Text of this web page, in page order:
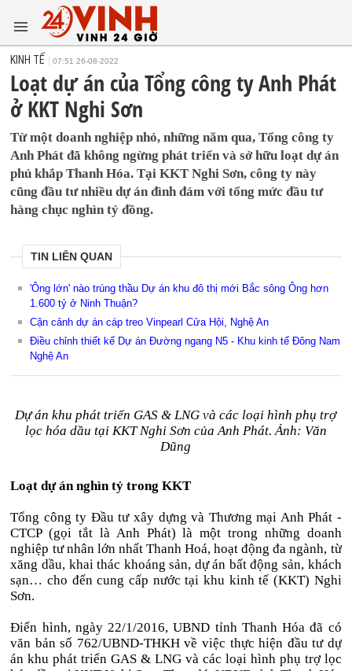
KINH TẾ 07:51 26-08-2022
Loạt dự án của Tổng công ty Anh Phát
ở KKT Nghi Sơn
Từ một doanh nghiệp nhỏ, những năm qua, Tổng công ty
Anh Phát đã không ngừng phát triển và sở hữu loạt dự án
phủ khắp Thanh Hóa. Tại KKT Nghi Sơn, công ty này
cũng đầu tư nhiều dự án đình đám với tổng mức đầu tư
hàng chục nghìn tỷ đồng.
TIN LIÊN QUAN
'Ông lớn' nào trúng thầu Dự án khu đô thị mới Bắc sông Ông hơn
1.600 tỷ ở Ninh Thuận?
Cận cảnh dự án cáp treo Vinpearl Cửa Hội, Nghệ An
Điều chỉnh thiết kế Dự án Đường ngang N5 - Khu kinh tế Đông Nam
Nghệ An
Dự án khu phát triển GAS & LNG và các loại hình phụ trợ
lọc hóa dầu tại KKT Nghi Sơn của Anh Phát. Ảnh: Văn
Dũng
Loạt dự án nghìn tỷ trong KKT
Tổng công ty Đầu tư xây dựng và Thương mại Anh Phát -
CTCP (gọi tắt là Anh Phát) là một trong những doanh
nghiệp tư nhân lớn nhất Thanh Hoá, hoạt động đa ngành, từ
xăng dầu, khai thác khoáng sản, dự án bất động sản, khách
sạn… cho đến cung cấp nước tại khu kinh tế (KKT) Nghi
Sơn.
Điển hình, ngày 22/1/2016, UBND tỉnh Thanh Hóa đã có
văn bản số 762/UBND-THKH về việc thực hiện đầu tư dự
án khu phát triển GAS & LNG và các loại hình phụ trợ lọc